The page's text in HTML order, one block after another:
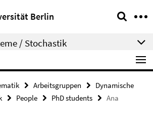
Berlin
/ Stochastik
Arbeitsgruppen
Dynamische
People PhD students
Ana